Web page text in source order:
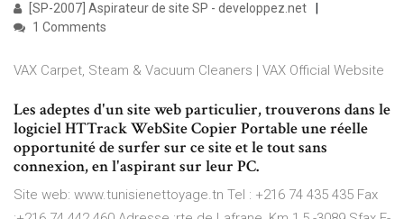
[SP-2007] Aspirateur de site SP - developpez.net
1 Comments
VAX Carpet, Steam & Vacuum Cleaners | VAX Official Website
Les adeptes d'un site web particulier, trouverons dans le
logiciel HTTrack WebSite Copier Portable une réelle
opportunité de surfer sur ce site et le tout sans
connexion, en l'aspirant sur leur PC.
Site web: www.tunisienettoyage.tn Tel : +216 74 435 435 Fax